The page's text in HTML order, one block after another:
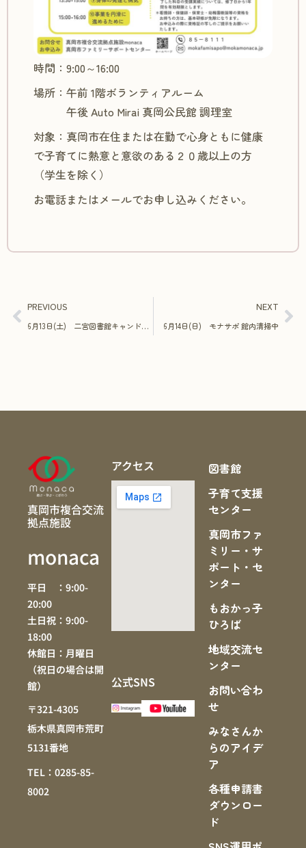
時間：9:00～16:00
場所：午前 1階ボランティアルーム
午後 Auto Mirai 真岡公民館 調理室
対象：真岡市在住または在勤で心身ともに健康
で子育てに熱意と意欲のある２０歳以上の方
（学生を除く）
お電話またはメールでお申し込みください。
PREVIOUS
6月13日(土) 二宮図書館キャンドルの会による読み聞かせ＆工作
NEXT
6月14日(日) モナサポ 館内清掃中
真岡市複合交流
拠点施設
monaca
平日 ：9:00-
20:00
土日祝：9:00-
18:00
休館日：月曜日
（祝日の場合は開
館）
〒321-4305
栃木県真岡市荒町
5131番地
TEL：0285-85-
8002
アクセス
公式SNS
図書館
子育て支援
センター
真岡市ファ
ミリー・サ
ポート・セ
ンター
もおかっ子
ひろば
地域交流セ
ンター
お問い合わ
せ
みなさんか
らのアイデ
ア
各種申請書
ダウンロー
ド